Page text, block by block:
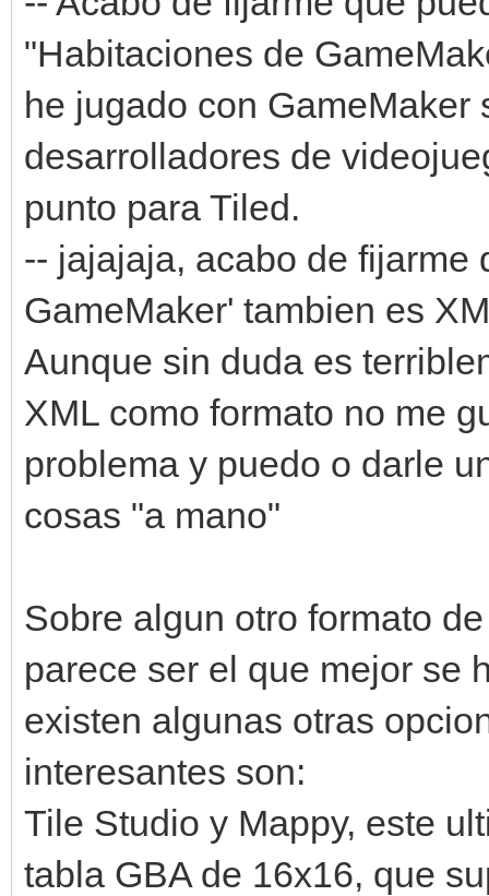
"Habitaciones de
he jugado con GameMaker
desarrolladores de
punto para Tiled.
-- jajajaja, acabo de fijarme
GameMaker' tambien es
Aunque sin duda es
XML como formato no me
problema y puedo o darle
cosas "a mano"
Sobre algun otro formato
parece ser el que mejor se
existen algunas otras
interesantes son:
Tile Studio y Mappy, este
tabla GBA de 16x16, que